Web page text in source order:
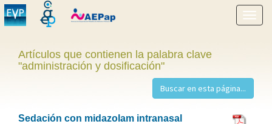
menú
Artículos que contienen la palabra clave
"administración y dosificación"
Sedación con midazolam intranasal